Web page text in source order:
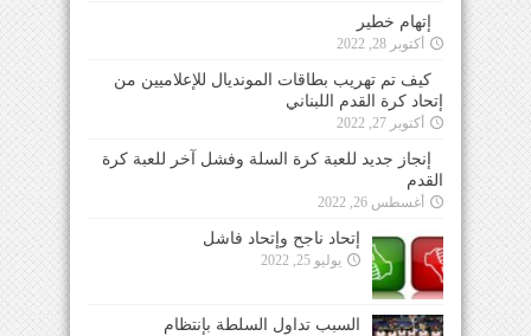
إتهام خطير
أكتوبر 28, 2022
كيف تم تهريب بطاقات المونديال للإعلاميين من
إتحاد كرة القدم اللبناني
أكتوبر 27, 2022
إنجاز جديد للعبة كرة السلة وفشل آخر للعبة كرة
القدم
أغسطس 26, 2022
إتحاد ناجح وإتحاد فاشل
يوليو 25, 2022
السبب تداول السلطة بإنتظام